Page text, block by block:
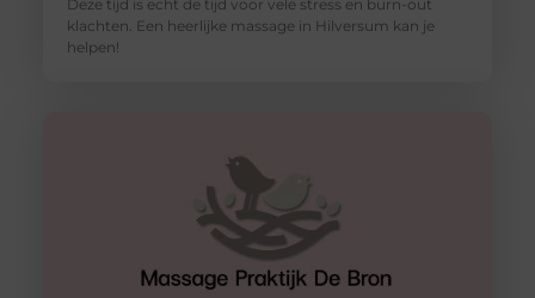
Deze tijd is echt de tijd voor vele stress en burn-out
klachten. Een heerlijke massage in Hilversum kan je
helpen!